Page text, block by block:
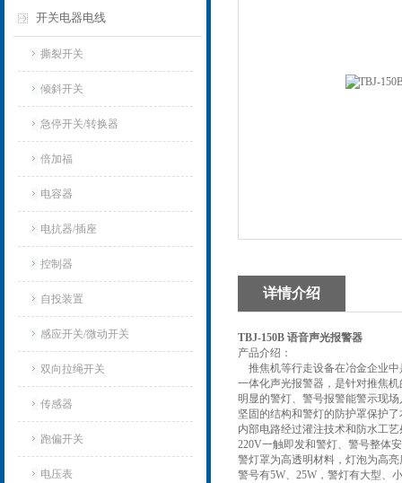
开关电器电线
撕裂开关
倾斜开关
急停开关/转换器
倍加福
电容器
电抗器/插座
控制器
自投装置
感应开关/微动开关
双向拉绳开关
传感器
跑偏开关
电压表
详情介绍
TBJ-150B 语音声光报警器
产品介绍：
推焦机等行走设备在冶金企业中
一体化声光报警器，是针对推焦
明显的警灯、警号报警能警示现
坚固的结构和警灯的防护罩保护
内部电路经过灌注技术和防水工
220V一触即发和警灯、警号整体
警灯罩为高透明材料，灯泡为高
警号有5W、25W，警灯有大型、